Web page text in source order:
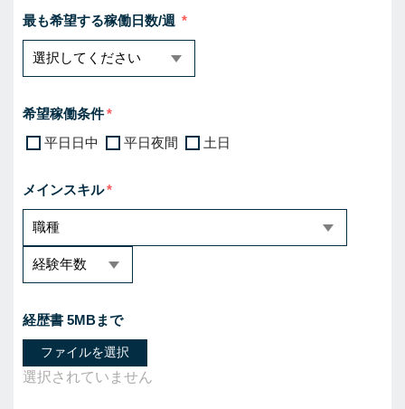
最も希望する稼働日数/週
希望稼働条件
平日日中
平日夜間 土日
メインスキル
経歴書 5MBまで
ファイルを選択